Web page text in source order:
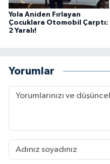
Yola Aniden Fırlayan
Çocuklara Otomobil Çarptı:
2 Yaralı!
Yorumlar